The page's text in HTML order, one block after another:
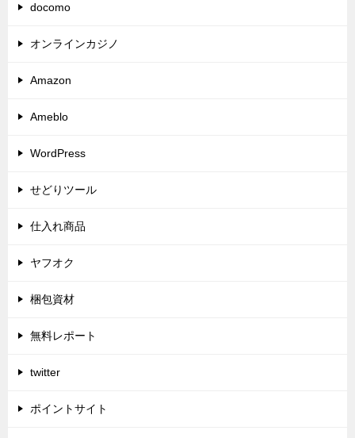
docomo
オンラインカジノ
Amazon
Ameblo
WordPress
せどりツール
仕入れ商品
ヤフオク
梱包資材
無料レポート
twitter
ポイントサイト